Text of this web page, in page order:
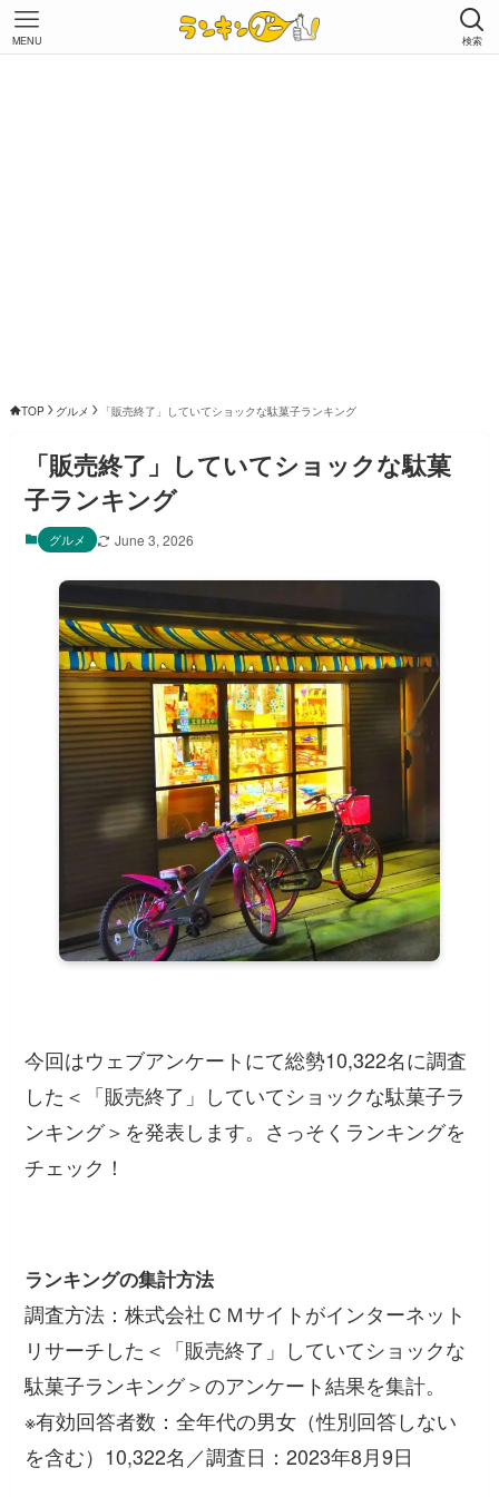
検索
MENU
TOP グルメ 「販売終了」していてショックな駄菓子ランキング
「販売終了」していてショックな駄菓
子ランキング
グルメ June 3, 2026
今回はウェブアンケートにて総勢10,322名に調査
した＜「販売終了」していてショックな駄菓子ラ
ンキング＞を発表します。さっそくランキングを
チェック！
ランキングの集計方法
調査方法：株式会社ＣＭサイトがインターネット
リサーチした＜「販売終了」していてショックな
駄菓子ランキング＞のアンケート結果を集計。
※有効回答者数：全年代の男女（性別回答しない
を含む）10,322名／調査日：2023年8月9日